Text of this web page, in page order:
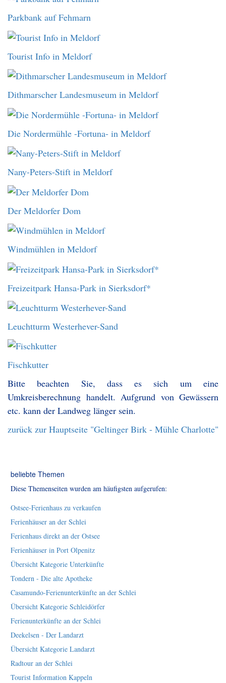
Parkbank auf Fehmarn
Tourist Info in Meldorf
Dithmarscher Landesmuseum in Meldorf
Die Nordermühle -Fortuna- in Meldorf
Nany-Peters-Stift in Meldorf
Der Meldorfer Dom
Windmühlen in Meldorf
Freizeitpark Hansa-Park in Sierksdorf*
Leuchtturm Westerhever-Sand
Fischkutter
Bitte beachten Sie, dass es sich um eine
Umkreisberechnung handelt. Aufgrund von Gewässern
etc. kann der Landweg länger sein.
zurück zur Hauptseite "Geltinger Birk - Mühle Charlotte"
beliebte Themen
Diese Themenseiten wurden am häufigsten aufgerufen:
Ostsee-Ferienhaus zu verkaufen
Ferienhäuser an der Schlei
Ferienhaus direkt an der Ostsee
Ferienhäuser in Port Olpenitz
Übersicht Kategorie Unterkünfte
Tondern - Die alte Apotheke
Casamundo-Ferienunterkünfte an der Schlei
Übersicht Kategorie Schleidörfer
Ferienunterkünfte an der Schlei
Deekelsen - Der Landarzt
Übersicht Kategorie Landarzt
Radtour an der Schlei
Tourist Information Kappeln